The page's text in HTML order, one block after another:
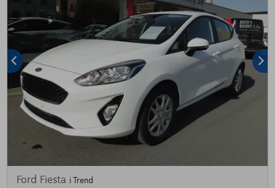
Ford Fiesta i Trend